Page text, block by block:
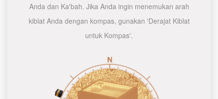
Anda dan Ka'bah. Jika Anda ingin menemukan arah
kiblat Anda dengan kompas, gunakan 'Derajat Kiblat
untuk Kompas'.